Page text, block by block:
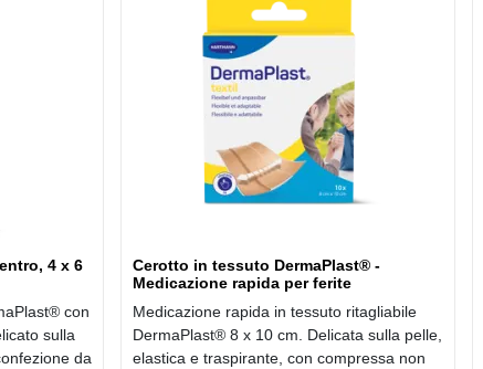
4 x 6
con
sulla
da
Cerotto in tessuto DermaPlast® -
Medicazione rapida per ferite
Medicazione rapida in tessuto ritagliabile
DermaPlast® 8 x 10 cm. Delicata sulla pelle,
elastica e traspirante, con compressa non